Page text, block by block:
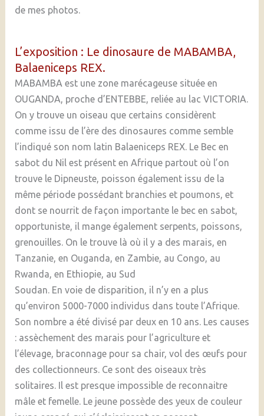
de mes photos.
L’exposition : Le dinosaure de MABAMBA,
Balaeniceps REX.
MABAMBA est une zone marécageuse située en
OUGANDA, proche d’ENTEBBE, reliée au lac VICTORIA.
On y trouve un oiseau que certains considèrent
comme issu de l’ère des dinosaures comme semble
l’indiqué son nom latin Balaeniceps REX. Le Bec en
sabot du Nil est présent en Afrique partout où l’on
trouve le Dipneuste, poisson également issu de la
même période possédant branchies et poumons, et
dont se nourrit de façon importante le bec en sabot,
opportuniste, il mange également serpents, poissons,
grenouilles. On le trouve là où il y a des marais, en
Tanzanie, en Ouganda, en Zambie, au Congo, au
Rwanda, en Ethiopie, au Sud
Soudan. En voie de disparition, il n’y en a plus
qu’environ 5000-7000 individus dans toute l’Afrique.
Son nombre a été divisé par deux en 10 ans. Les causes
: assèchement des marais pour l’agriculture et
l’élevage, braconnage pour sa chair, vol des œufs pour
des collectionneurs. Ce sont des oiseaux très
solitaires. Il est presque impossible de reconnaitre
mâle et femelle. Le jeune possède des yeux de couleur